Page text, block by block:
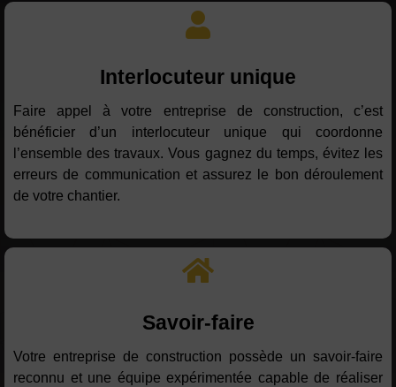
Interlocuteur unique
Faire appel à votre entreprise de construction, c’est
bénéficier d’un interlocuteur unique qui coordonne
l’ensemble des travaux. Vous gagnez du temps, évitez les
erreurs de communication et assurez le bon déroulement
de votre chantier.
Savoir-faire
Votre entreprise de construction possède un savoir-faire
reconnu et une équipe expérimentée capable de réaliser